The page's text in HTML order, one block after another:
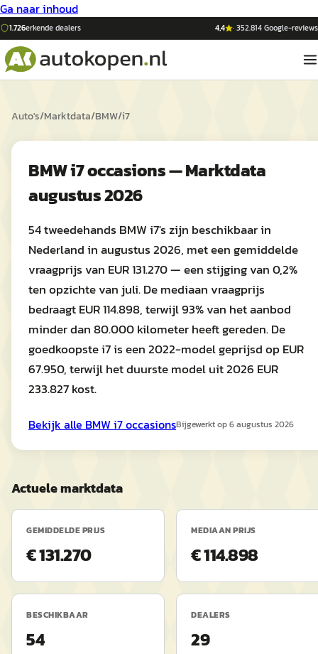
Ga naar inhoud
1.726erkende dealers 4,4 ·352.814Google-reviews
Auto's/Marktdata/BMW/i7
BMW i7 occasions — Marktdata
augustus 2026
54 tweedehands BMW i7's zijn beschikbaar in
Nederland in augustus 2026, met een gemiddelde
vraagprijs van EUR 131.270 — een stijging van 0,2%
ten opzichte van juli. De mediaan vraagprijs
bedraagt EUR 114.898, terwijl 93% van het aanbod
minder dan 80.000 kilometer heeft gereden. De
goedkoopste i7 is een 2022-model geprijsd op EUR
67.950, terwijl het duurste model uit 2026 EUR
233.827 kost.
Bekijk alle BMW i7occasionsBijgewerkt op6 augustus 2026
Actuele marktdata
GEMIDDELDE PRIJS
€ 131.270
MEDIAAN PRIJS
€ 114.898
BESCHIKBAAR
54
DEALERS
29